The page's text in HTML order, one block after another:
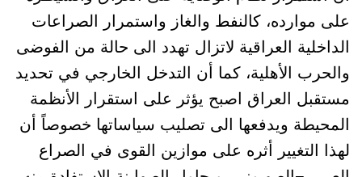
على موارده، كالنفط والغاز واستمرار الصراعات
الداخلية العراقية لاتزال تهدد الى حالة من الفوضى
والحرب الأهلية، كما أن التدخل الخارجي في تحديد
مستقبل العراق اصبح يؤثر على استقرار الأنظمة
المحيطة ويدفعها الى تصليب سياساتها خصوصاً أن
لهذا التغيير أثره على موازين القوى في الصراع